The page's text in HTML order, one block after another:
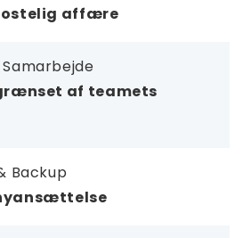
affære
af teamets
Backup